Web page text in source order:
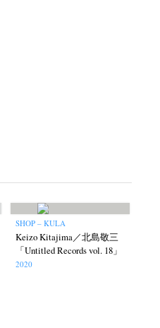
SHOP – KULA
Keizo Kitajima／北島敬三
「Untitled Records vol. 18」
2020